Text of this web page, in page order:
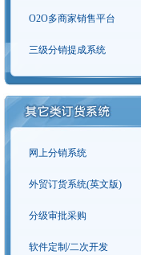
O2O多商家销售平台
三级分销提成系统
网上分销系统
外贸订货系统(英文版)
分级审批采购
软件定制/二次开发